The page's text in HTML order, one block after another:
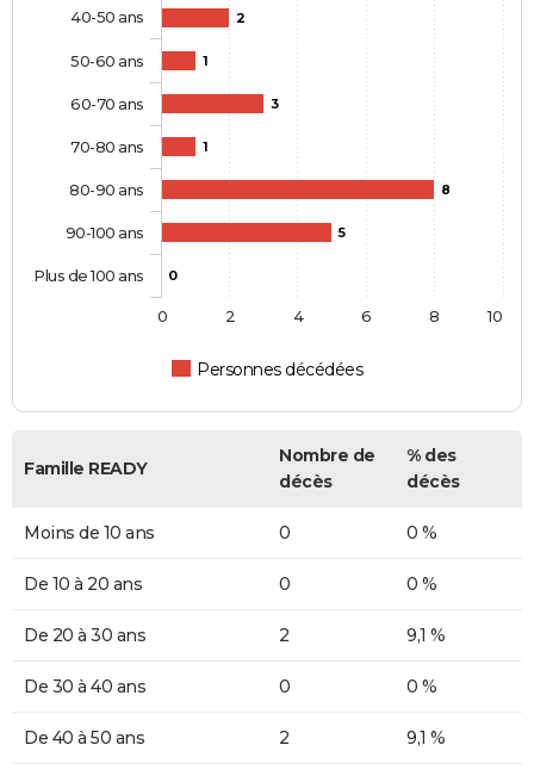
2
1
3
1
8
5
0
Personnes décédées
40-50 ans
50-60 ans
60-70 ans
70-80 ans
80-90 ans
90-100 ans
Plus de 100 ans
0 2 4 6 8 10
Famille READY
Nombre de
décès
% des
décès
Moins de 10 ans 0 0 %
De 10 à 20 ans 0 0 %
De 20 à 30 ans 2 9,1 %
De 30 à 40 ans 0 0 %
De 40 à 50 ans 2 9,1 %